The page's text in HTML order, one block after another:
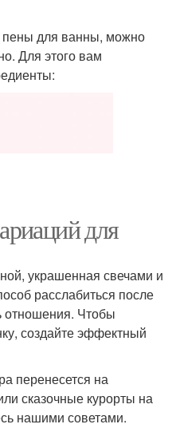
пены для ванны, можно
Для этого вам
для
украшенная свечами и
расслабиться после
отношения. Чтобы
создайте эффектный
перенесется на
сказочные курорты на
нашими советами.